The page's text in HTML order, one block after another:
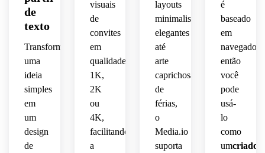
serif,
espaço
em
branco
equilibrado,
detalhes
festivos
sutis,
iluminação
textura
composição
arejada,
humor
polida,
atmosfera
de
selos
postais,
aconchegante,
grão
humor
de
tipografia
composição
em
camadas
limpas,
de
texto
Transforme
uma
ideia
simples
em
um
design
de
visuais
de
convites
em
qualidade
1K,
2K
ou
4K,
facilitando
a
layouts
minimalistas
elegantes
até
arte
caprichosa
de
férias,
o
Media.io
suporta
é
baseado
em
navegador,
então
você
pode
usá-
lo
como
umcriador